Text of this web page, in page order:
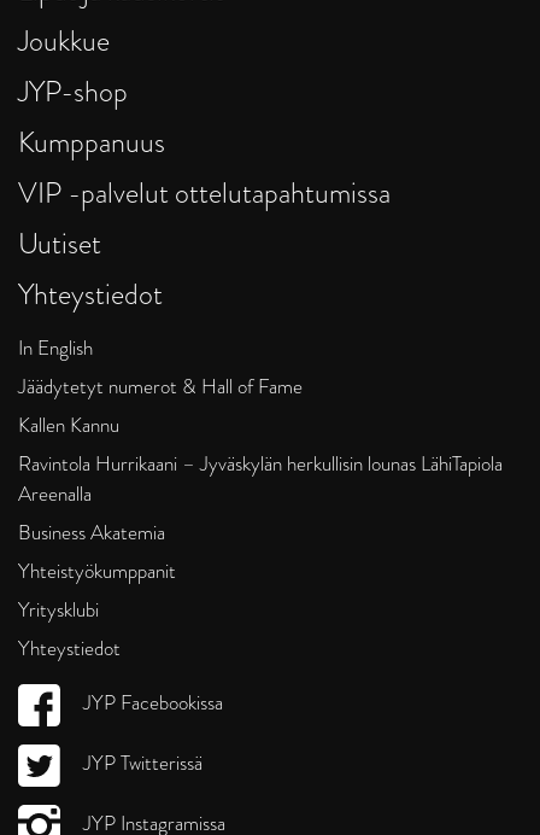
Joukkue
JYP-shop
Kumppanuus
VIP -palvelut ottelutapahtumissa
Uutiset
Yhteystiedot
In English
Jäädytetyt numerot & Hall of Fame
Kallen Kannu
Ravintola Hurrikaani – Jyväskylän herkullisin lounas LähiTapiola
Areenalla
Business Akatemia
Yhteistyökumppanit
Yritysklubi
Yhteystiedot
JYP Facebookissa
JYP Twitterissä
JYP Instagramissa